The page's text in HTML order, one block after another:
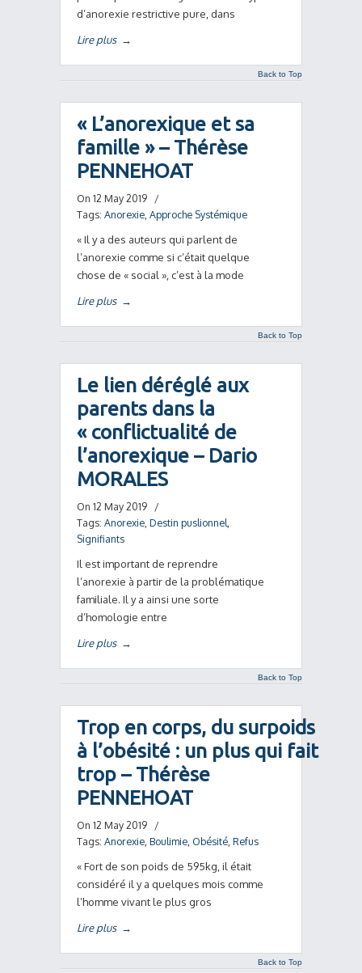
d’anorexie restrictive pure, dans
Lire plus →
Back to Top
« L’anorexique et sa
famille » – Thérèse
PENNEHOAT
On 12 May 2019
/
Tags: Anorexie Approche Systémique
« Il y a des auteurs qui parlent de
l’anorexie comme si c’était quelque
chose de « social », c’est à la mode
Lire plus →
Back to Top
Le lien déréglé aux
parents dans la
« conflictualité de
l’anorexique – Dario
MORALES
On 12 May 2019
/
Tags: Anorexie Destin puslionnel
Signifiants
Il est important de reprendre
l’anorexie à partir de la problématique
familiale. Il y a ainsi une sorte
d’homologie entre
Lire plus →
Back to Top
Trop en corps, du surpoids
à l’obésité : un plus qui fait
trop – Thérèse
PENNEHOAT
On 12 May 2019
/
Tags: Anorexie Boulimie Obésité Refus
« Fort de son poids de 595kg, il était
considéré il y a quelques mois comme
l’homme vivant le plus gros
Lire plus →
Back to Top